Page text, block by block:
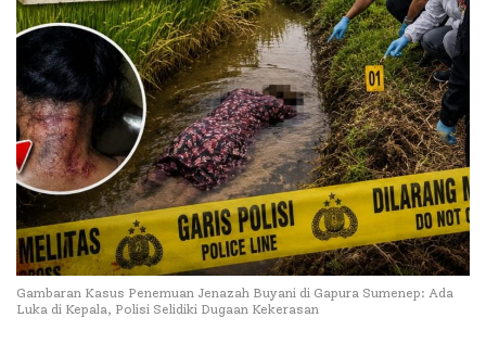
Gambaran Kasus Penemuan Jenazah Buyani di Gapura Sumenep: Ada
Luka di Kepala, Polisi Selidiki Dugaan Kekerasan